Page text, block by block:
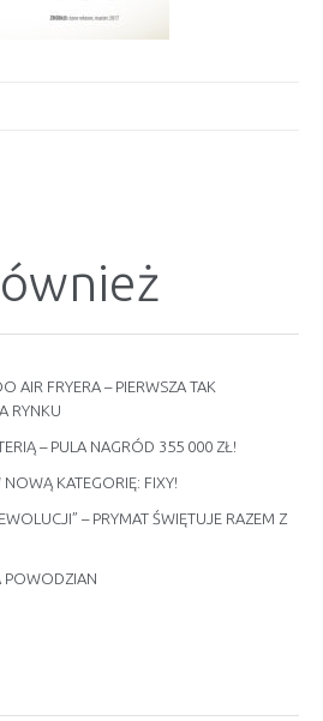
AIR FRYERA – PIERWSZA TAK
RYNKU
– PULA NAGRÓD 355 000 ZŁ!
KATEGORIĘ: FIXY!
– PRYMAT ŚWIĘTUJE RAZEM Z
POWODZIAN